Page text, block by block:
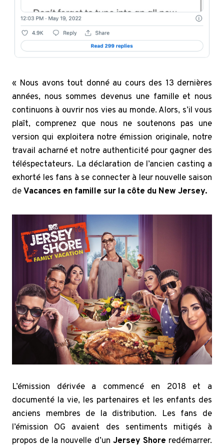
« Nous avons tout donné au cours des 13 dernières
années, nous sommes devenus une famille et nous
continuons à ouvrir nos vies au monde. Alors, s’il vous
plaît, comprenez que nous ne soutenons pas une
version qui exploitera notre émission originale, notre
travail acharné et notre authenticité pour gagner des
téléspectateurs. La déclaration de l’ancien casting a
exhorté les fans à se connecter à leur nouvelle saison
deVacances en famille sur la côte du New Jersey.
L’émission dérivée a commencé en 2018 et a
documenté la vie, les partenaires et les enfants des
anciens membres de la distribution. Les fans de
l’émission OG avaient des sentiments mitigés à
propos de la nouvelle d’un Jersey Shore redémarrer.